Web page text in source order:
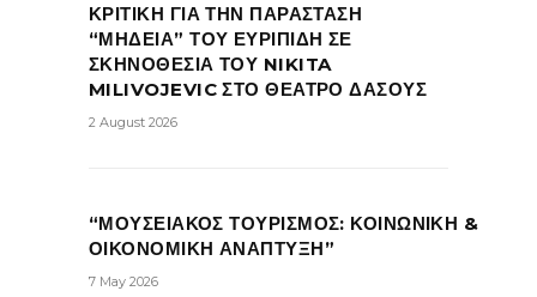
ΚΡΙΤΙΚΗ ΓΙΑ ΤΗΝ ΠΑΡΑΣΤΑΣΗ
“ΜΗΔΕΙΑ” ΤΟΥ ΕΥΡΙΠΙΔΗ ΣΕ
ΣΚΗΝΟΘΕΣΙΑ ΤΟΥ NIKITA
MILIVOJEVIC ΣΤΟ ΘΕΑΤΡΟ ΔΑΣΟΥΣ
2 August 2026
“ΜΟΥΣΕΙΑΚΟΣ ΤΟΥΡΙΣΜΟΣ: ΚΟΙΝΩΝΙΚΗ &
ΟΙΚΟΝΟΜΙΚΗ ΑΝΑΠΤΥΞΗ”
7 May 2026